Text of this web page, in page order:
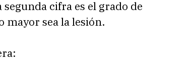
cifra es el grado de
mayor sea la lesión.